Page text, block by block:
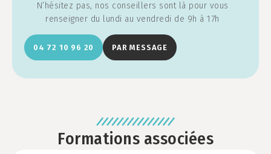
N’hésitez pas, nos conseillers sont là pour vous
renseigner du lundi au vendredi de 9h à 17h
04 72 10 96 20 PAR MESSAGE
Formations associées